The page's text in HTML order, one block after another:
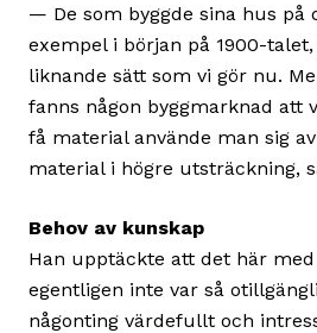
— De som byggde sina hus på
exempel i början på 1900-
liknande sätt som vi gör nu.
fanns någon byggmarknad att
få material använde man sig
material i högre utsträckning,
Behov av kunskap
Han upptäckte att det här med
egentligen inte var så
någonting värdefullt och